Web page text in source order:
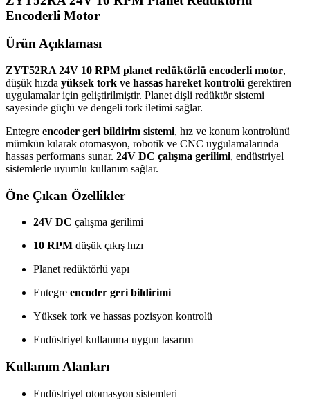
Encoderli Motor
Ürün Açıklaması
ZYT52RA 24V 10 RPM planet redüktörlü encoderli motor,
düşük hızda yüksek tork ve hassas hareket kontrolü gerektiren
uygulamalar için geliştirilmiştir. Planet dişli redüktör sistemi
sayesinde güçlü ve dengeli tork iletimi sağlar.
Entegre encoder geri bildirim sistemi, hız ve konum kontrolünü
mümkün kılarak otomasyon, robotik ve CNC uygulamalarında
hassas performans sunar. 24V DC çalışma gerilimi, endüstriyel
sistemlerle uyumlu kullanım sağlar.
Öne Çıkan Özellikler
24V DC çalışma gerilimi
10 RPM düşük çıkış hızı
Planet redüktörlü yapı
Entegre encoder geri bildirimi
Yüksek tork ve hassas pozisyon kontrolü
Endüstriyel kullanıma uygun tasarım
Kullanım Alanları
Endüstriyel otomasyon sistemleri